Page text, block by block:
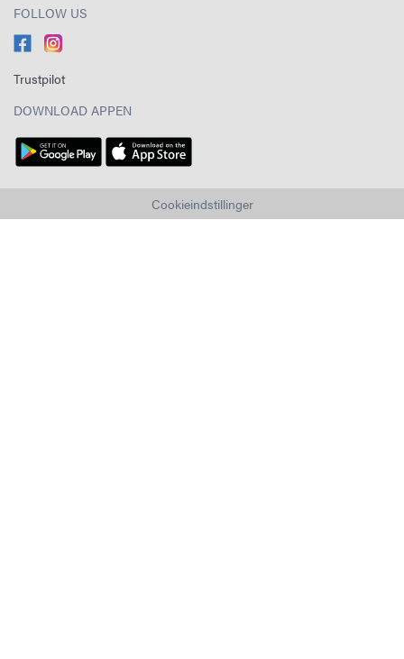
FOLLOW US
Trustpilot
DOWNLOAD APPEN
Cookieindstillinger